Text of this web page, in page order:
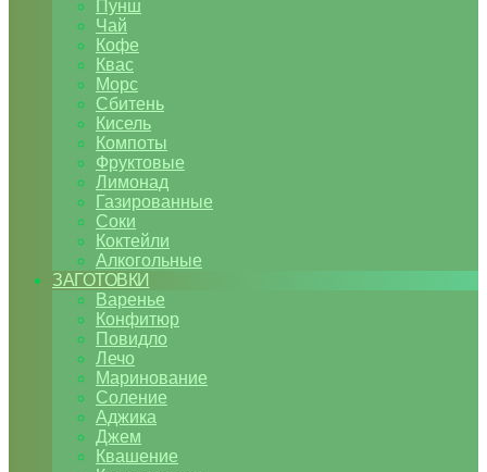
Пунш
Чай
Кофе
Квас
Морс
Сбитень
Кисель
Компоты
Фруктовые
Лимонад
Газированные
Соки
Коктейли
Алкогольные
ЗАГОТОВКИ
Варенье
Конфитюр
Повидло
Лечо
Маринование
Соление
Аджика
Джем
Квашение